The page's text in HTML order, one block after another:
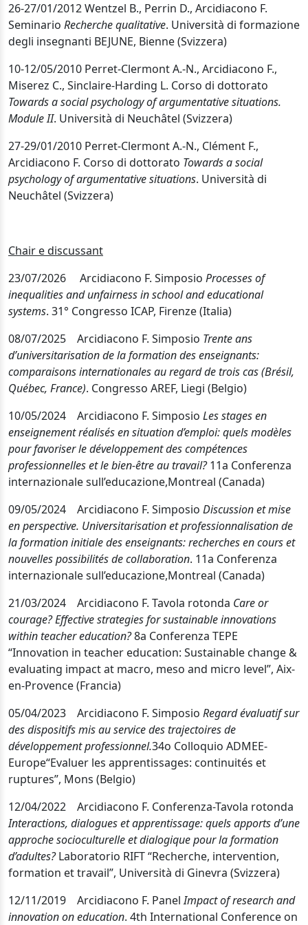
26-27/01/2012 Wentzel B., Perrin D., Arcidiacono F.
Seminario Recherche qualitative. Università di formazione
degli insegnanti BEJUNE, Bienne (Svizzera)
10-12/05/2010 Perret-Clermont A.-N., Arcidiacono F.,
Miserez C., Sinclaire-Harding L. Corso di dottorato
Towards a social psychology of argumentative situations.
Module II. Università di Neuchâtel (Svizzera)
27-29/01/2010 Perret-Clermont A.-N., Clément F.,
Arcidiacono F. Corso di dottorato Towards a social
psychology of argumentative situations. Università di
Neuchâtel (Svizzera)
Chair e discussant
23/07/2026 Arcidiacono F. Simposio Processes of
inequalities and unfairness in school and educational
systems. 31° Congresso ICAP, Firenze (Italia)
08/07/2025 Arcidiacono F. Simposio Trente ans
d’universitarisation de la formation des enseignants:
comparaisons internationales au regard de trois cas (Brésil,
Québec, France). Congresso AREF, Liegi (Belgio)
10/05/2024 Arcidiacono F. Simposio Les stages en
enseignement réalisés en situation d’emploi: quels modèles
pour favoriser le développement des compétences
professionnelles et le bien-être au travail?11a Conferenza
internazionale sull’educazione,Montreal (Canada)
09/05/2024 Arcidiacono F. Simposio Discussion et mise
en perspective. Universitarisation et professionnalisation de
la formation initiale des enseignants: recherches en cours et
nouvelles possibilités de collaboration. 11a Conferenza
internazionale sull’educazione,Montreal (Canada)
21/03/2024 Arcidiacono F. Tavola rotonda Care or
courage? Effective strategies for sustainable innovations
within teacher education?8a Conferenza TEPE
“Innovation in teacher education: Sustainable change &
evaluating impact at macro, meso and micro level”, Aix-
en-Provence (Francia)
05/04/2023 Arcidiacono F. Simposio Regard évaluatif sur
des dispositifs mis au service des trajectoires de
développement professionnel.34o Colloquio ADMEE-
Europe“Evaluer les apprentissages: continuités et
ruptures”, Mons (Belgio)
12/04/2022 Arcidiacono F. Conferenza-Tavola rotonda
Interactions, dialogues et apprentissage: quels apports d’une
approche socioculturelle et dialogique pour la formation
d’adultes?Laboratorio RIFT “Recherche, intervention,
formation et travail”, Università di Ginevra (Svizzera)
12/11/2019 Arcidiacono F. PanelImpact of research and
innovation on education. 4th International Conference on